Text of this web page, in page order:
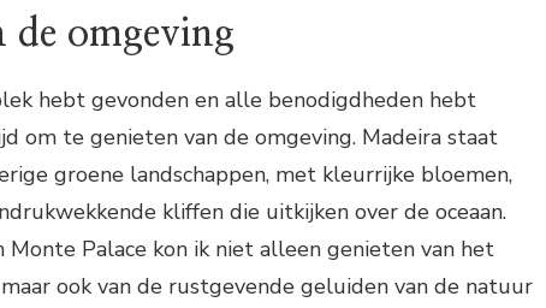
de omgeving
hebt gevonden en alle benodigdheden hebt
om te genieten van de omgeving. Madeira staat
groene landschappen, met kleurrijke bloemen,
kliffen die uitkijken over de oceaan.
Monte Palace kon ik niet alleen genieten van het
ook van de rustgevende geluiden van de natuur